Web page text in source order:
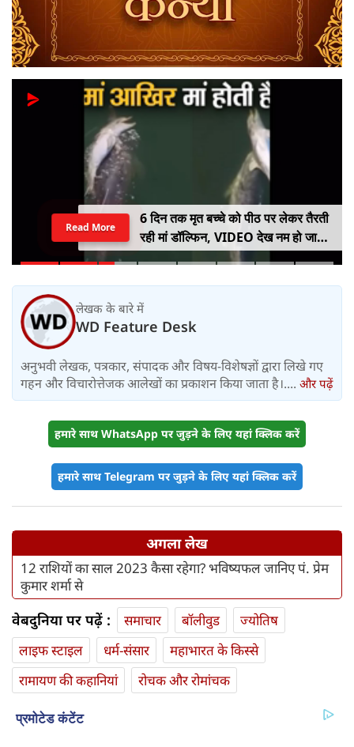
6 दिन तक मृत बच्चे को पीठ पर लेकर तैरती
रही मां डॉल्फिन, VIDEO देख नम हो जाएंगी
आंखें
Read More
लेखक के बारे में
WD Feature Desk
अनुभवी लेखक, पत्रकार, संपादक और विषय-विशेषज्ञों द्वारा लिखे गए
गहन और विचारोत्तेजक आलेखों का प्रकाशन किया जाता है।.... और पढ़ें
हमारे साथ WhatsApp पर जुड़ने के लिए यहां क्लिक करें
हमारे साथ Telegram पर जुड़ने के लिए यहां क्लिक करें
अगला लेख
12 राशियों का साल 2023 कैसा रहेगा? भविष्यफल जानिए पं. प्रेम
कुमार शर्मा से
वेबदुनिया पर पढ़ें : समाचार बॉलीवुड
ज्योतिष
लाइफ स्‍टाइल
धर्म-संसार
महाभारत के किस्से
रामायण की कहानियां
रोचक और रोमांचक